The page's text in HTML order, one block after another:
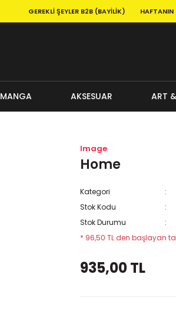
GEREKLI ŞEYLER B2B (BAYILIK) HAFTANIN
MANGA AKSESUAR ART
Image
Home
Kategori
Stok Kodu
Stok Durumu
* 96,50 TL den başlayan
935,00 TL